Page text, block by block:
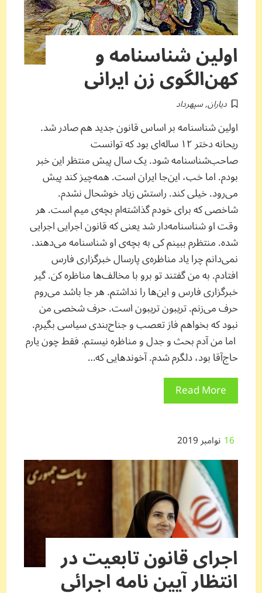
اولین شناسنامه و
کهن‌الگوی زن ایرانی
دیاران,سپهرداد
اولین شناسنامه بر اساس قانون جدید هم صادر شد.
ریحانه دختر ۱۲ ساله‌ای بود که توانست
صاحب‌شناسنامه شود. یک سال پیش منتظر این خبر
بودم. اما خب، این‌جا ایران است. همه‌چیز کند پیش
می‌رود. خیلی کند. راستش زیاد خوشحال نشدم.
شاخصی که برای خودم گذاشته‌ام بچه‌ی میم است. هر
وقت او شناسنامه‌دار شد یعنی که قانون اجرایی اجرایی
شده. منتظرم ببینم کی به بچه‌ی او شناسنامه می‌دهند.
نمی‌دانم چرا یاد مناظره‌ی پارسال خبرگزاری فارس
افتادم. به من گفتند تو برو با مخالف‌ها مناظره کن. گیر
خبرگزاری فارس و این‌ها را نداشتم. هر جا باشد می‌روم
حرف می‌زنم. تریبون تریبون است. حرف شخصی من
نبود که بخواهم فاز تعصب و جناح‌بندی سیاسی بگیرم.
اما من آدم بحث و جدل و مناظره نیستم. فقط چون یارم
حاج‌آقا بود، دلگرم شدم. آخوندهایی که…
Read More
16 نوامبر 2019
اجرای قانون تابعیت در
انتظار آیین نامه اجرائی